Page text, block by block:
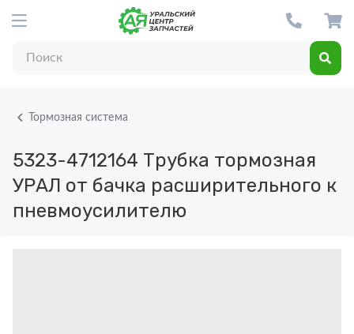
Тормозная система
5323-4712164 Трубка тормозная
УРАЛ от бачка расширительного к
пневмоусилителю